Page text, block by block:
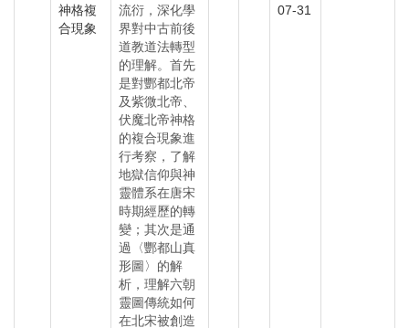
神格複
合現象
流衍，深化學
界對中古前後
道教道法轉型
的理解。首先
是對酆都北帝
及紫微北帝、
伏魔北帝神格
的複合現象進
行考察，了解
地獄信仰與神
靈體系在唐宋
時期經歷的轉
變；其次是通
過〈酆都山真
形圖〉的解
析，理解六朝
靈圖傳統如何
在北宋被創造
07-31